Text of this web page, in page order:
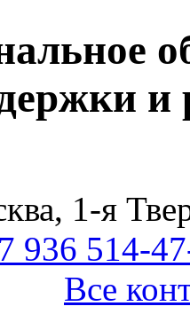
и
1-я
936 514-
Все